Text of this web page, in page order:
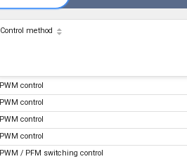
Control method
PWM control
PWM control
PWM control
PWM control
PWM / PFM switching control